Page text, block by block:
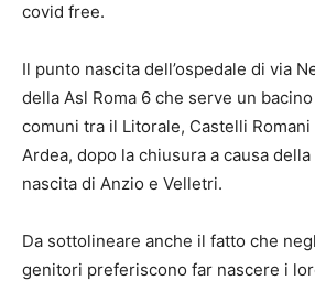
covid free.
Il punto nascita dell’ospedale di via
della Asl Roma 6 che serve un
comuni tra il Litorale, Castelli Romani
Ardea, dopo la chiusura a causa
nascita di Anzio e Velletri.
Da sottolineare anche il fatto che
genitori preferiscono far nascere i